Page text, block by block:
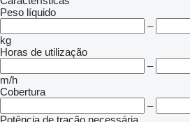
Peso líquido
–
kg
Horas de utilização
–
m/h
Cobertura
–
Potência de tração necessária